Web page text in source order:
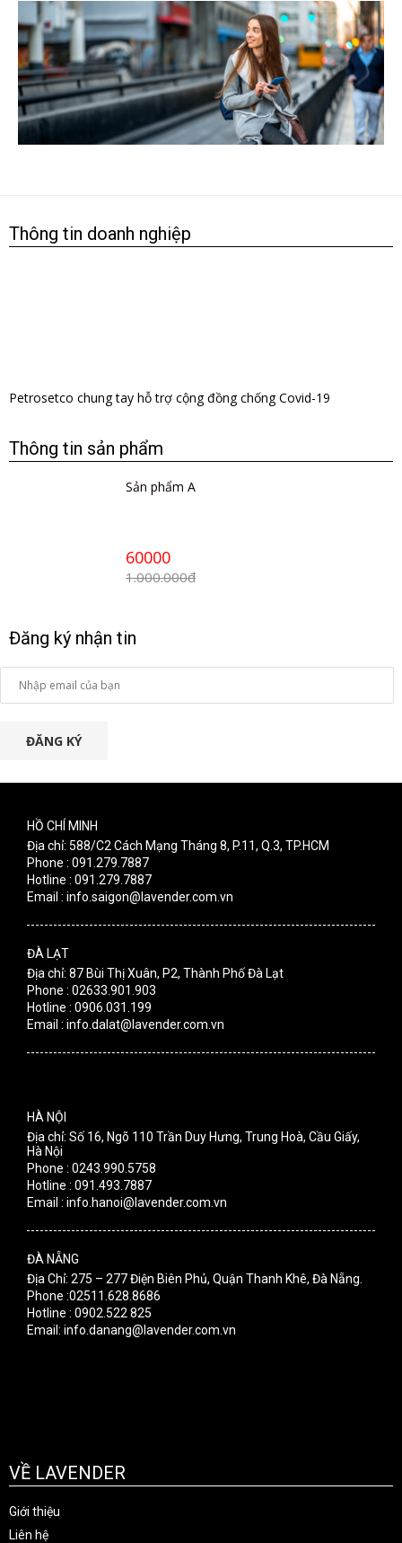
Thông tin doanh nghiệp
​Petrosetco chung tay hỗ trợ cộng đồng chống Covid-19
Thông tin sản phẩm
Sản phẩm A
60000
1.000.000đ
Đăng ký nhận tin
ĐĂNG KÝ
HỒ CHÍ MINH
Địa chỉ: 588/C2 Cách Mạng Tháng 8, P.11, Q.3, TP.HCM
Phone : 091.279.7887
Hotline : 091.279.7887
Email : info.saigon@lavender.com.vn
ĐÀ LẠT
Địa chỉ: 87 Bùi Thị Xuân, P2, Thành Phố Đà Lạt
Phone : 02633.901.903
Hotline : 0906.031.199
Email : info.dalat@lavender.com.vn
HÀ NỘI
Địa chỉ: Số 16, Ngõ 110 Trần Duy Hưng, Trung Hoà, Cầu Giấy,
Hà Nội
Phone : 0243.990.5758
Hotline : 091.493.7887
Email : info.hanoi@lavender.com.vn
ĐÀ NẴNG
Địa Chỉ: 275 – 277 Điện Biên Phủ, Quận Thanh Khê, Đà Nẵng.
Phone :02511.628.8686
Hotline : 0902.522 825
Email: info.danang@lavender.com.vn
VỀ LAVENDER
Giới thiệu
Liên hệ